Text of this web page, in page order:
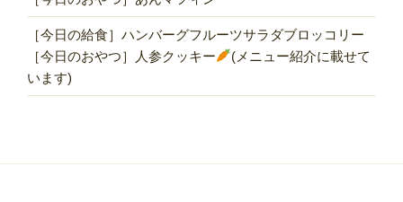
［今日の給食］ハンバーグフルーツサラダブロッコリー
［今日のおやつ］人参クッキー
(メニュー紹介に載せて
います)